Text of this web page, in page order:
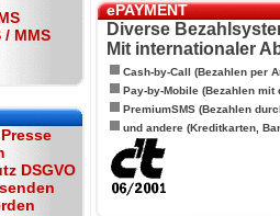
/ MMS
DSGVO
ePAYMENT
Diverse
Mit internationaler
Cash-by-Call (Bezahlen per
Pay-by-Mobile (Bezahlen mit
PremiumSMS (Bezahlen
und andere (Kreditkarten,